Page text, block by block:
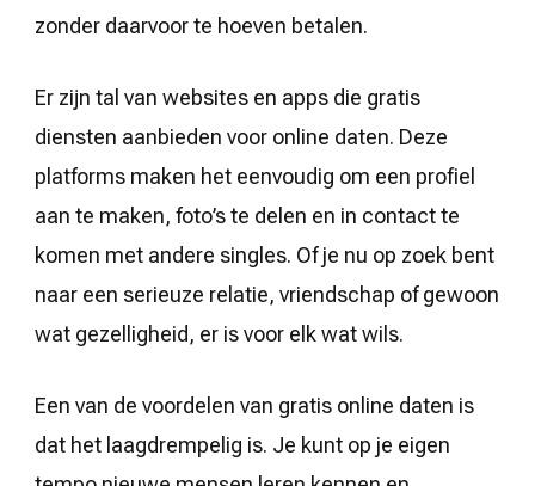
zonder daarvoor te hoeven betalen.
Er zijn tal van websites en apps die gratis
diensten aanbieden voor online daten. Deze
platforms maken het eenvoudig om een profiel
aan te maken, foto’s te delen en in contact te
komen met andere singles. Of je nu op zoek bent
naar een serieuze relatie, vriendschap of gewoon
wat gezelligheid, er is voor elk wat wils.
Een van de voordelen van gratis online daten is
dat het laagdrempelig is. Je kunt op je eigen